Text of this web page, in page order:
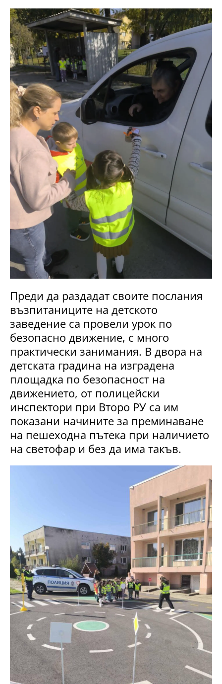
Преди да раздадат своите послания
възпитаниците на детското
заведение са провели урок по
безопасно движение, с много
практически занимания. В двора на
детската градина на изградена
площадка по безопасност на
движението, от полицейски
инспектори при Второ РУ са им
показани начините за преминаване
на пешеходна пътека при наличието
на светофар и без да има такъв.